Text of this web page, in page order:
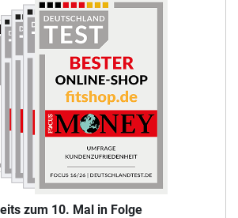
zum 10. Mal in Folge